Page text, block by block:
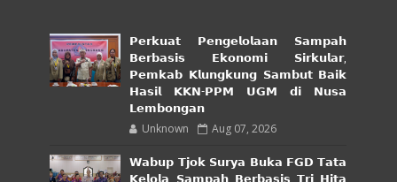
𝗣𝗲𝗿𝗸𝘂𝗮𝘁 𝗣𝗲𝗻𝗴𝗲𝗹𝗼𝗹𝗮𝗮𝗻 𝗦𝗮𝗺𝗽𝗮𝗵
𝗕𝗲𝗿𝗯𝗮𝘀𝗶𝘀 𝗘𝗸𝗼𝗻𝗼𝗺𝗶 𝗦𝗶𝗿𝗸𝘂𝗹𝗮𝗿,
𝗣𝗲𝗺𝗸𝗮𝗯 𝗞𝗹𝘂𝗻𝗴𝗸𝘂𝗻𝗴 𝗦𝗮𝗺𝗯𝘂𝘁 𝗕𝗮𝗶𝗸
𝗛𝗮𝘀𝗶𝗹 𝗞𝗞𝗡-𝗣𝗣𝗠 𝗨𝗚𝗠 𝗱𝗶 𝗡𝘂𝘀𝗮
𝗟𝗲𝗺𝗯𝗼𝗻𝗴𝗮𝗻
Unknown Aug 07, 2026
𝗪𝗮𝗯𝘂𝗽 𝗧𝗷𝗼𝗸 𝗦𝘂𝗿𝘆𝗮 𝗕𝘂𝗸𝗮 𝗙𝗚𝗗 𝗧𝗮𝘁𝗮